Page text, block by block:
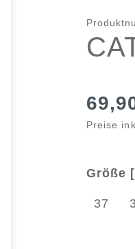
Preise
Größe
37